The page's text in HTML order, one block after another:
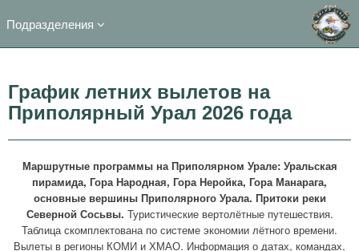
Подразделения
График летних вылетов на
Приполярный Урал 2026 года
Маршрутные программы на Приполярном Урале: Уральская
пирамида, Гора Народная, Гора Неройка, Гора Манарага,
основные вершины Приполярного Урала. Притоки реки
Северной Сосьвы. Туристические вертолётные путешествия.
Таблица скомплектована по системе экономии лётного времени.
Вылеты в регионы КОМИ и ХМАО. Информация о датах, командах,